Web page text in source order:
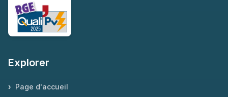
Explorer
› Page d'accueil